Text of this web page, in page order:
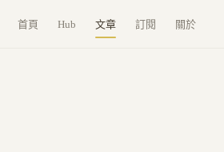
首頁 Hub 文章 訂閱 關於